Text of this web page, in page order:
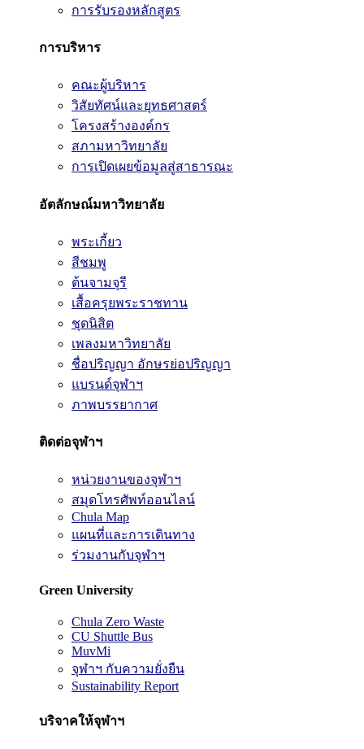
การรับรองหลักสูตร
การบริหาร
คณะผู้บริหาร
วิสัยทัศน์และยุทธศาสตร์
โครงสร้างองค์กร
สภามหาวิทยาลัย
การเปิดเผยข้อมูลสู่สาธารณะ
อัตลักษณ์มหาวิทยาลัย
พระเกี้ยว
สีชมพู
ต้นจามจุรี
เสื้อครุยพระราชทาน
ชุดนิสิต
เพลงมหาวิทยาลัย
ชื่อปริญญา อักษรย่อปริญญา
แบรนด์จุฬาฯ
ภาพบรรยากาศ
ติดต่อจุฬาฯ
หน่วยงานของจุฬาฯ
สมุดโทรศัพท์ออนไลน์
Chula Map
แผนที่และการเดินทาง
ร่วมงานกับจุฬาฯ
Green University
Chula Zero Waste
CU Shuttle Bus
MuvMi
จุฬาฯ กับความยั่งยืน
Sustainability Report
บริจาคให้จุฬาฯ